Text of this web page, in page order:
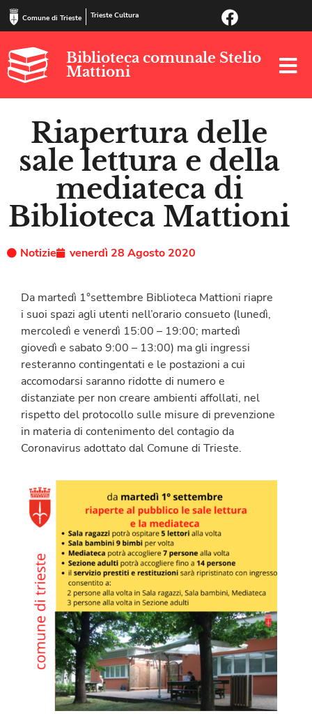
Comune di Trieste Trieste Cultura
Biblioteca comunale Stelio
Mattioni
Riapertura delle
sale lettura e della
mediateca di
Biblioteca Mattioni
Notizie venerdì 28 Agosto 2020
Da martedì 1°settembre Biblioteca Mattioni riapre
i suoi spazi agli utenti nell’orario consueto (lunedì,
mercoledì e venerdì 15:00 – 19:00; martedì
giovedì e sabato 9:00 – 13:00) ma gli ingressi
resteranno contingentati e le postazioni a cui
accomodarsi saranno ridotte di numero e
distanziate per non creare ambienti affollati, nel
rispetto del protocollo sulle misure di prevenzione
in materia di contenimento del contagio da
Coronavirus adottato dal Comune di Trieste.